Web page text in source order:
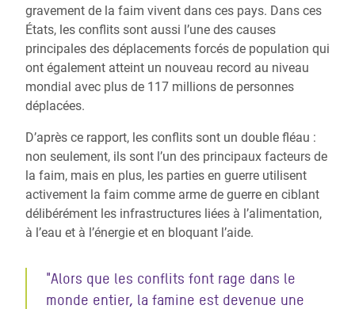
gravement de la faim vivent dans ces pays. Dans ces
États, les conflits sont aussi l’une des causes
principales des déplacements forcés de population qui
ont également atteint un nouveau record au niveau
mondial avec plus de 117 millions de personnes
déplacées.
D’après ce rapport, les conflits sont un double fléau :
non seulement, ils sont l’un des principaux facteurs de
la faim, mais en plus, les parties en guerre utilisent
activement la faim comme arme de guerre en ciblant
délibérément les infrastructures liées à l’alimentation,
à l’eau et à l’énergie et en bloquant l’aide.
"Alors que les conflits font rage dans le
monde entier, la famine est devenue une